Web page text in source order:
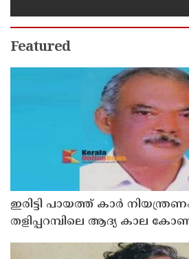
Featured
ഇരിട്ടി പായത്ത് കാർ
തളിപ്പറമ്പിലെ ആദ്യ കാല